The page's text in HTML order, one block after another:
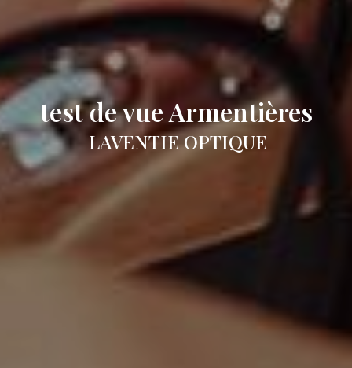
test de vue Armentières
LAVENTIE OPTIQUE